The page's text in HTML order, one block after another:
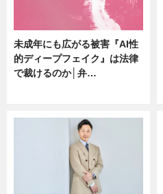
未成年にも広がる被害『AI性
的ディープフェイク』は法律
で裁けるのか│弁…